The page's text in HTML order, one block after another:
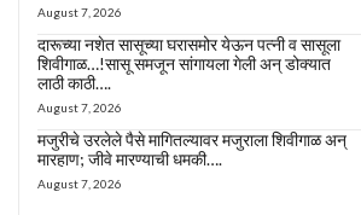
August 7, 2026
दारूच्या नशेत सासूच्या घरासमोर येऊन पत्नी व सासूला
शिवीगाळ…!सासू समजून सांगायला गेली अन् डोक्यात
लाठी काठी….
August 7, 2026
मजुरीचे उरलेले पैसे मागितल्यावर मजुराला शिवीगाळ अन्
मारहाण; जीवे मारण्याची धमकी….
August 7, 2026